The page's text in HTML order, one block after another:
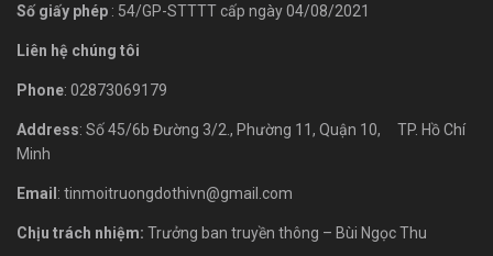
Số giấy phép : 54/GP-STTTT cấp ngày 04/08/2021
Liên hệ chúng tôi
Phone: 02873069179
Address: Số 45/6b Đường 3/2., Phường 11, Quận 10, TP. Hồ Chí
Minh
Email : tinmoitruongdothivn@gmail.com
Chịu trách nhiệm: Trưởng ban truyền thông – Bùi Ngọc Thu